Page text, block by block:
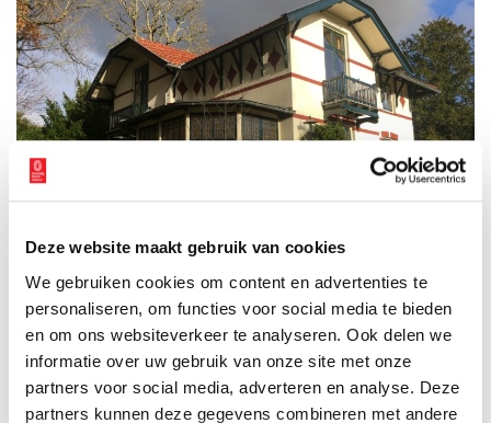
Deze website maakt gebruik van cookies
We gebruiken cookies om content en advertenties te
personaliseren, om functies voor social media te bieden
en om ons websiteverkeer te analyseren. Ook delen we
informatie over uw gebruik van onze site met onze
partners voor social media, adverteren en analyse. Deze
partners kunnen deze gegevens combineren met andere
Villa Binnenduin anno nu. Collectie familie Meijer.
Provinciaal monumentenschildje
Op Binnenduin moet het goed toeven zijn geweest, want het